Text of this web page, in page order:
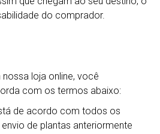
do comprador.
loja online, você
com os termos abaixo:
de acordo com todos os
de plantas anteriormente